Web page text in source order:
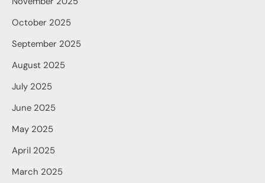
October 2025
September 2025
August 2025
July 2025
June 2025
May 2025
April 2025
March 2025